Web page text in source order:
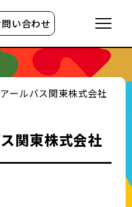
い合わせ
ールバス関東株式会社
関東株式会社